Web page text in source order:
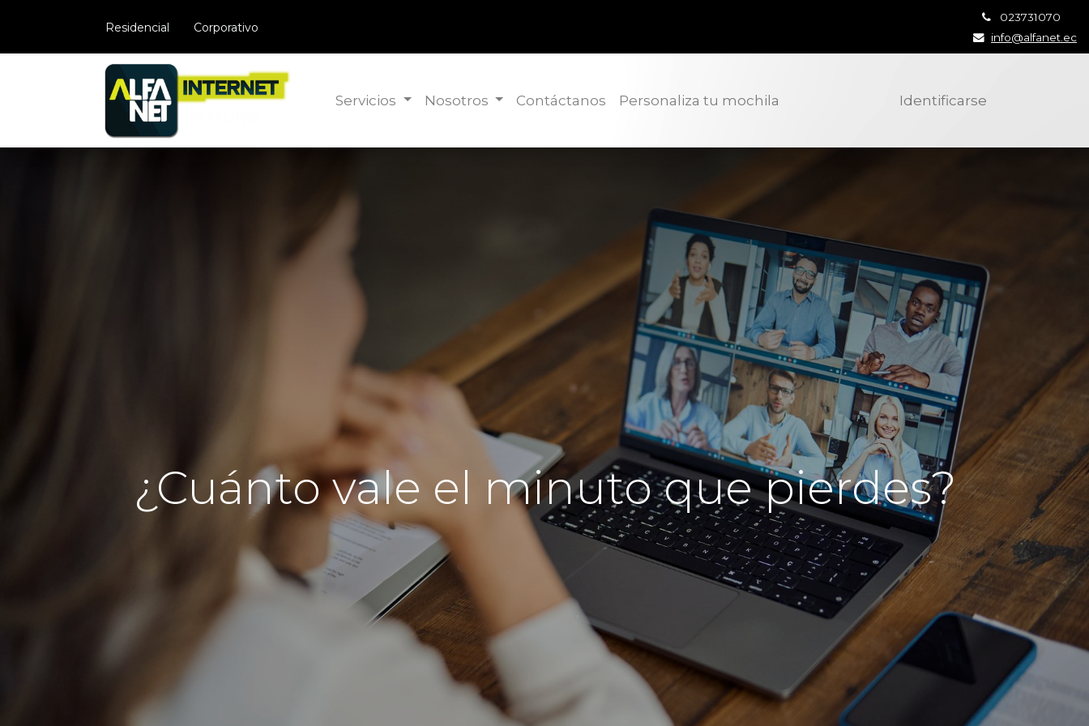
​Residencial Corporativo
023731070
info@alfanet.ec
Servicios Nosotros Contáctanos Personaliza tu mochila Identificarse
¿Cuánto vale el minuto que pierdes?